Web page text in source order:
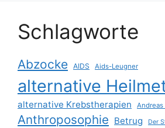
Schlagworte
Abzocke AIDS Aids-Leugner
alternative
alternative Krebstherapien Andreas
Anthroposophie Betrug Der